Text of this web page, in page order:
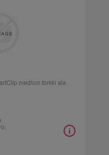
medium torkki ala